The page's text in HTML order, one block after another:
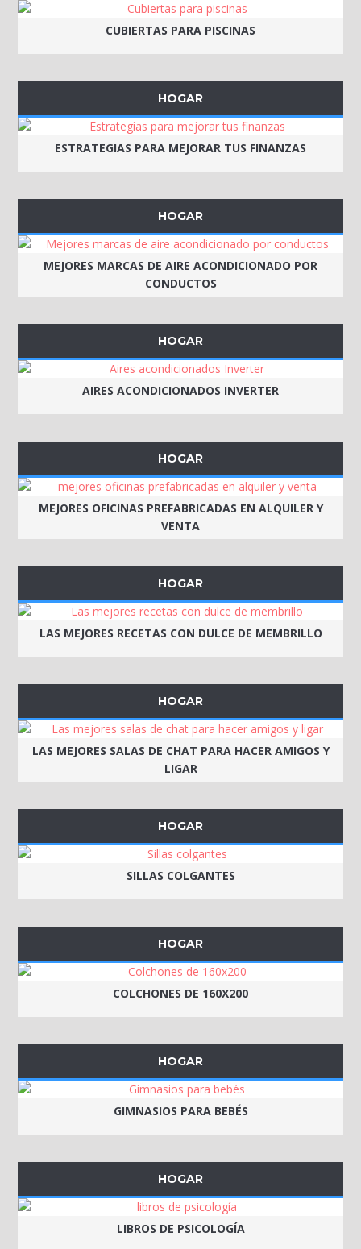
CUBIERTAS PARA PISCINAS
HOGAR
ESTRATEGIAS PARA MEJORAR TUS FINANZAS
HOGAR
MEJORES MARCAS DE AIRE ACONDICIONADO POR
CONDUCTOS
HOGAR
AIRES ACONDICIONADOS INVERTER
HOGAR
MEJORES OFICINAS PREFABRICADAS EN ALQUILER Y
VENTA
HOGAR
LAS MEJORES RECETAS CON DULCE DE MEMBRILLO
HOGAR
LAS MEJORES SALAS DE CHAT PARA HACER AMIGOS Y
LIGAR
HOGAR
SILLAS COLGANTES
HOGAR
COLCHONES DE 160X200
HOGAR
GIMNASIOS PARA BEBÉS
HOGAR
LIBROS DE PSICOLOGÍA